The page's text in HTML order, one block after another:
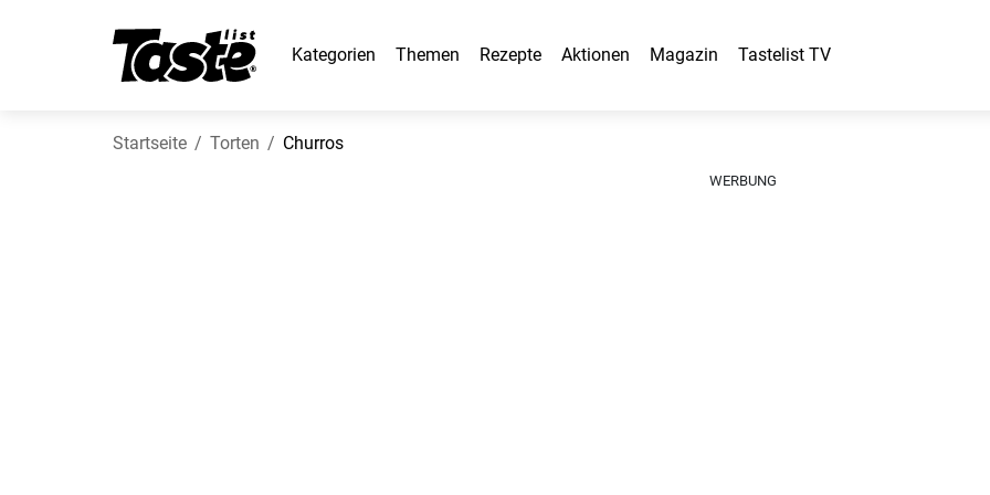
Kategorien Themen Rezepte Aktionen Magazin Tastelist TV
Startseite Torten Churros
WERBUNG